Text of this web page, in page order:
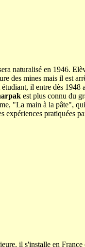
naturalisé en 1946.
des mines mais il est
il entre dès
est plus connu du
"La main à la pâte",
expériences pratiquées
il s'installe en France